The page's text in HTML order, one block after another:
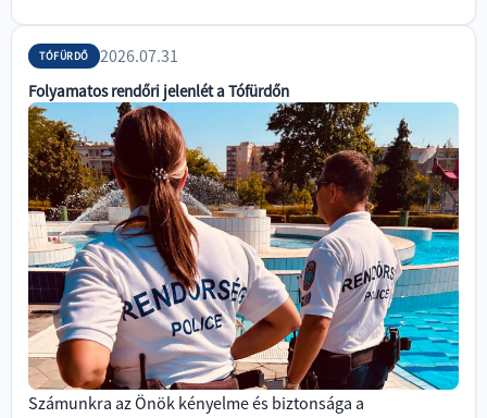
TÓFÜRDŐ 2026.07.31
Folyamatos rendőri jelenlét a Tófürdőn
Számunkra az Önök kényelme és biztonsága a